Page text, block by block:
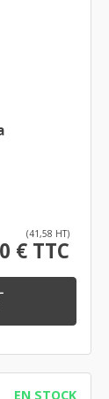
(41,58 HT)
€ TTC
EN STOCK